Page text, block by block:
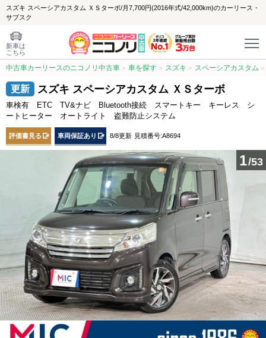
スズキ スペーシアカスタム ＸＳターボ/月7,700円(2016年式/42,000km)のカーリース・
サブスク
新車は
こちら
中古車カーリースのニコノリ中古車 車を探す スズキ スペーシアカスタム
スズキ スペーシアカスタム ＸＳターボ
車検有 ETC TV&ナビ Bluetooth接続 スマートキー キーレス シ
ートヒーター オートライト 盗難防止システム
評価書見る 車両保証あり 8/8更新 見積番号:A8694
1/53